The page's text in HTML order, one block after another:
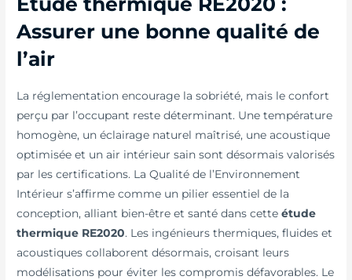
Assurer une bonne qualité de
l’air
La réglementation encourage la sobriété, mais le confort
perçu par l’occupant reste déterminant. Une température
homogène, un éclairage naturel maîtrisé, une acoustique
optimisée et un air intérieur sain sont désormais valorisés
par les certifications. La Qualité de l’Environnement
Intérieur s’affirme comme un pilier essentiel de la
conception, alliant bien-être et santé dans cetteétude
thermique RE2020. Les ingénieurs thermiques, fluides et
acoustiques collaborent désormais, croisant leurs
modélisations pour éviter les compromis défavorables. Le